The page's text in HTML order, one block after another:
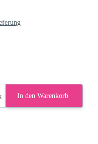
In den Warenkorb